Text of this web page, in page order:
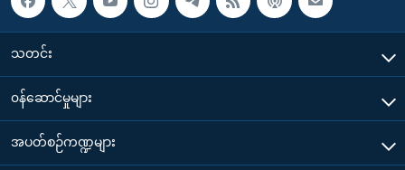
သတင်း
၀န်ဆောင်မှုများ
အပတ်စဉ်ကဏ္ဍများ